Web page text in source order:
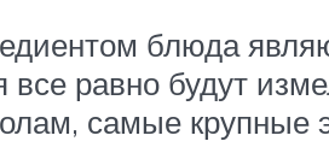
блюда
все равно будут
самые